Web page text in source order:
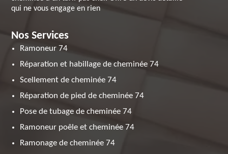
qui ne vous engage en rien
Nos Services
Ramoneur 74
Réparation et habillage de cheminée 74
Scellement de cheminée 74
Réparation de pied de cheminée 74
Pose de tubage de cheminée 74
Ramoneur poêle et cheminée 74
Ramonage de cheminée 74